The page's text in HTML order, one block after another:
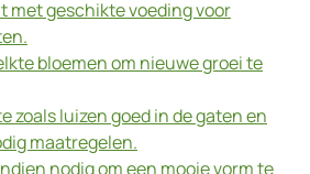
met geschikte voeding voor
bloemen om nieuwe groei te
zoals luizen goed in de gaten en
maatregelen.
nodig om een mooie vorm te